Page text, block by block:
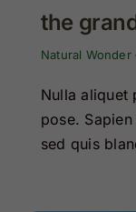
the
Natural
Nulla aliquet
pose.
sed quis